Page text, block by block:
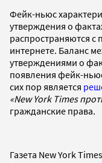
Фейк-ньюс
утверждения о
распространяются
интернете. Баланс
утверждениями о
появления фейк-
сих пор является
«New York Times
гражданские права.
Газета New York